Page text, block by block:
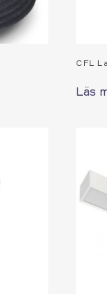
CFL
Läs